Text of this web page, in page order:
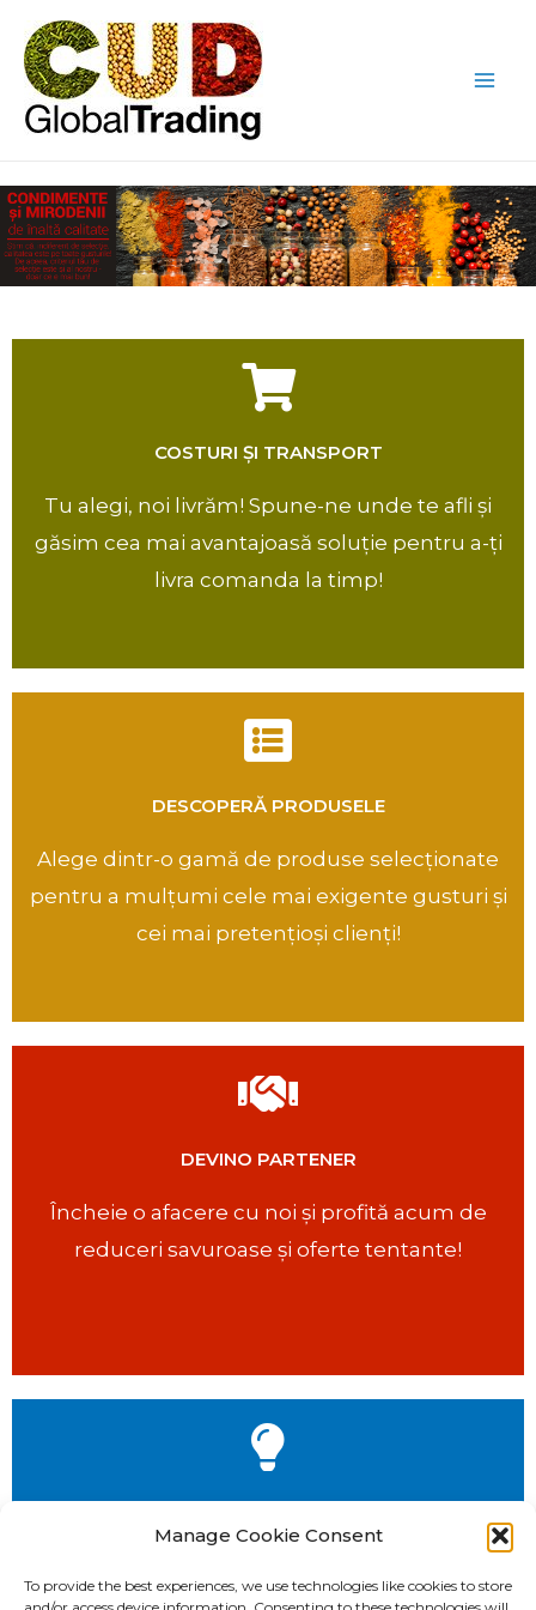
Manage Cookie Consent
To provide the best experiences, we use technologies like cookies to store
content
COSTURI ȘI TRANSPORT​
Tu alegi, noi livrăm! Spune-ne unde te afli și
găsim cea mai avantajoasă soluție pentru a-ți
livra comanda la timp!
DESCOPERĂ PRODUSELE
Alege dintr-o gamă de produse selecționate
pentru a mulțumi cele mai exigente gusturi și
cei mai pretențioși clienți!
DEVINO PARTENER
Încheie o afacere cu noi și profită acum de
reduceri savuroase și oferte tentante!​